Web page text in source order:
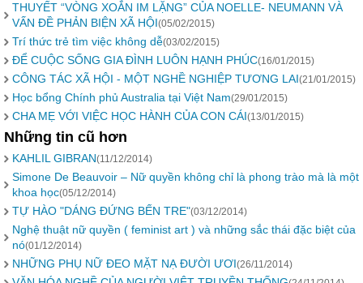
THUYẾT “VÒNG XOẮN IM LẶNG” CỦA NOELLE- NEUMANN VÀ
VẤN ĐỀ PHẢN BIỆN XÃ HỘI(05/02/2015)
Trí thức trẻ tìm việc không dễ(03/02/2015)
ĐỂ CUỘC SỐNG GIA ĐÌNH LUÔN HẠNH PHÚC(16/01/2015)
CÔNG TÁC XÃ HỘI - MỘT NGHỀ NGHIỆP TƯƠNG LAI(21/01/2015)
Học bổng Chính phủ Australia tại Việt Nam(29/01/2015)
CHA MẸ VỚI VIỆC HỌC HÀNH CỦA CON CÁI(13/01/2015)
Những tin cũ hơn
KAHLIL GIBRAN(11/12/2014)
Simone De Beauvoir – Nữ quyền không chỉ là phong trào mà là một
khoa học(05/12/2014)
TỰ HÀO "DÁNG ĐỨNG BẾN TRE"(03/12/2014)
Nghệ thuật nữ quyền ( feminist art ) và những sắc thái đặc biệt của
nó(01/12/2014)
NHỮNG PHỤ NỮ ĐEO MẶT NẠ ĐƯỜI ƯƠI(26/11/2014)